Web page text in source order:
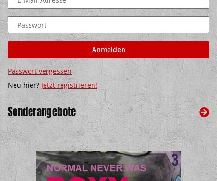
Passwort
Anmelden
Passwort vergessen
Neu hier? Jetzt registrieren!
Sonderangebote